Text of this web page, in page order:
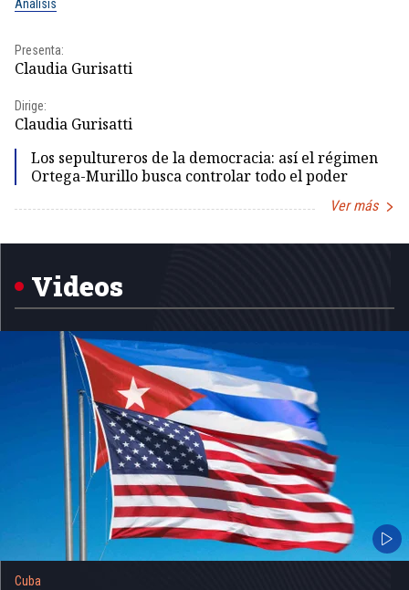
Análisis
Presenta:
Claudia Gurisatti
Dirige:
Claudia Gurisatti
Los sepultureros de la democracia: así el régimen
Ortega-Murillo busca controlar todo el poder
Ver más
Videos
Cuba